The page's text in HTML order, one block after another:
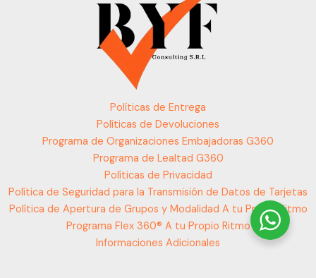
Políticas de Entrega
Políticas de Devoluciones
Programa de Organizaciones Embajadoras G360
Programa de Lealtad G360
Políticas de Privacidad
Política de Seguridad para la Transmisión de Datos de Tarjetas
Política de Apertura de Grupos y Modalidad A tu Propio Ritmo
Programa Flex 360® A tu Propio Ritmo
Informaciones Adicionales